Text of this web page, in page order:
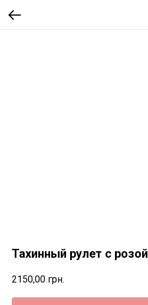
Тахинный рулет с розой
2150,00 грн.